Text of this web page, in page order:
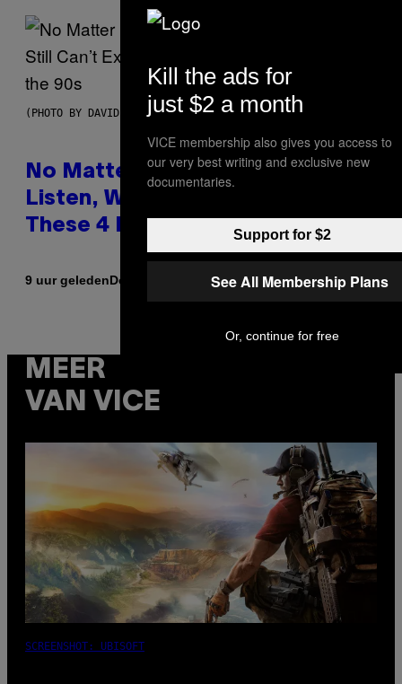
(PHOTO BY DAVID CORIO/REDFERNS)
No Matter How Many Times We
Listen, We Still Can’t Explain
These 4 Rap Songs From the 90s
9 uur geledenDoor Caleb Catlin
MEER
VAN VICE
SCREENSHOT: UBISOFT
Kill the ads for
just $2 a month
VICE membership also gives you access to
our very best writing and exclusive new
documentaries.
Support for $2
See All Membership Plans
Or, continue for free